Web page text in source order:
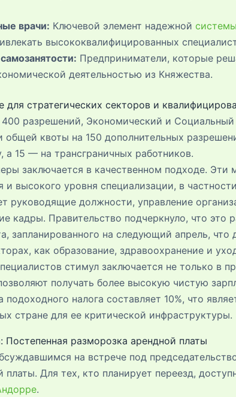
врачи: Ключевой элемент надежной
высококвалифицированных
Предприниматели, которые
деятельностью из Княжества.
для стратегических секторов и
разрешений, Экономический и
общей квоты на 150 дополнительных
а 15 — на трансграничных работников.
заключается в качественном подходе.
и высокого уровня специализации, в
руководящие должности, управление
кадры. Правительство подчеркнуло, что это
запланированного на следующий апрель,
как образование, здравоохранение и
стимул заключается не только в
получать более высокую чистую
подоходного налога составляет 10%, что
стране для ее критической инфраструктуры.
разморозка арендной платы
на встрече под
платы. Для тех, кто планирует переезд,
.